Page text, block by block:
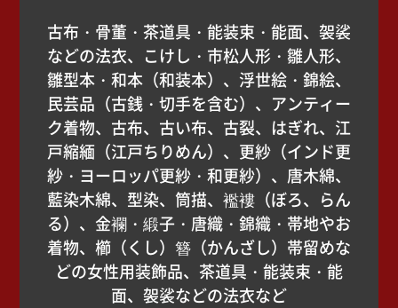
古布・骨董・茶道具・能装束・能面、袈裟
などの法衣、こけし・市松人形・雛人形、
雛型本・和本（和装本）、浮世絵・錦絵、
民芸品（古銭・切手を含む）、アンティー
ク着物、古布、古い布、古裂、はぎれ、江
戸縮緬（江戸ちりめん）、更紗（インド更
紗・ヨーロッパ更紗・和更紗）、唐木綿、
藍染木綿、型染、筒描、襤褸（ぼろ、らん
る）、金襴・緞子・唐織・錦織・帯地やお
着物、櫛（くし）簪（かんざし）帯留めな
どの女性用装飾品、茶道具・能装束・能
面、袈裟などの法衣など